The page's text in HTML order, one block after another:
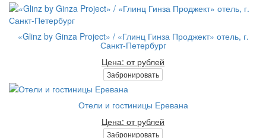
«Glinz by Ginza Project» / «Глинц Гинза Проджект» отель, г.
Санкт-Петербург
Цена: от рублей
Забронировать
Отели и гостиницы Еревана
Цена: от рублей
Забронировать